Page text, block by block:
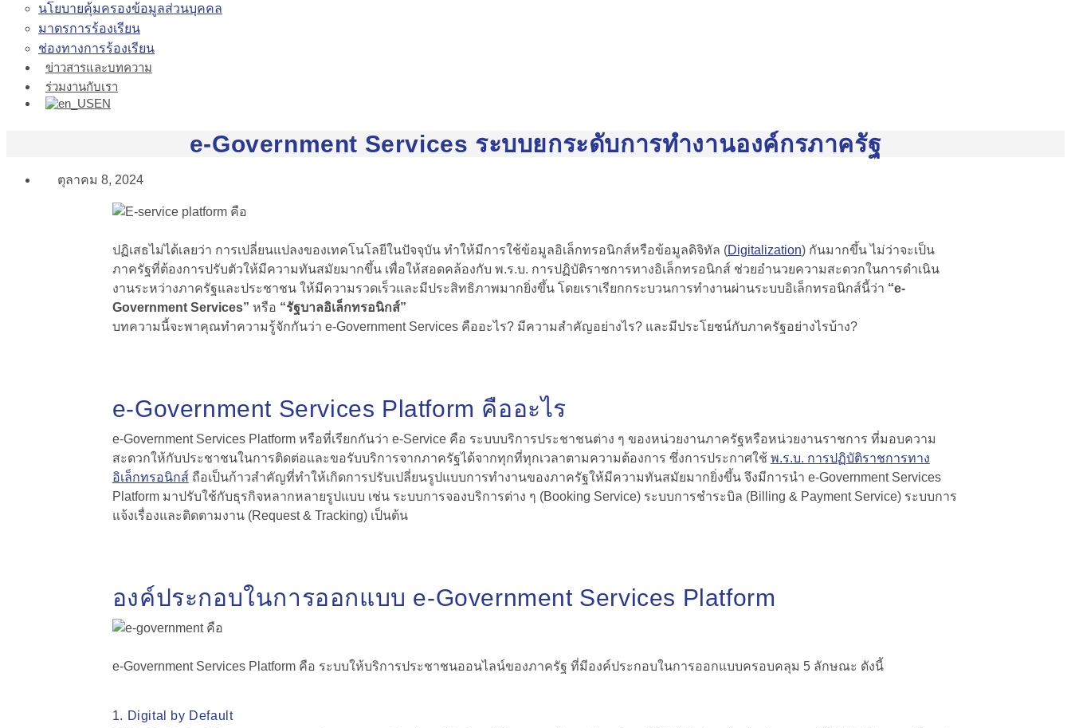
นโยบายคุ้มครองข้อมูลส่วนบุคคล
มาตรการร้องเรียน
ช่องทางการร้องเรียน
ข่าวสารและบทความ
ร่วมงานกับเรา
EN
e-Government Services ระบบยกระดับการทำงานองค์กรภาครัฐ
ตุลาคม 8, 2024
ปฏิเสธไม่ได้เลยว่า การเปลี่ยนแปลงของเทคโนโลยีในปัจจุบัน ทำให้มีการใช้ข้อมูลอิเล็กทรอนิกส์หรือข้อมูลดิจิทัล (Digitalization) กันมากขึ้น ไม่ว่าจะเป็น
ภาครัฐที่ต้องการปรับตัวให้มีความทันสมัยมากขึ้น เพื่อให้สอดคล้องกับ พ.ร.บ. การปฏิบัติราชการทางอิเล็กทรอนิกส์ ช่วยอำนวยความสะดวกในการดำเนิน
งานระหว่างภาครัฐและประชาชน ให้มีความรวดเร็วและมีประสิทธิภาพมากยิ่งขึ้น โดยเราเรียกกระบวนการทำงานผ่านระบบอิเล็กทรอนิกส์นี้ว่า “e-
Government Services” หรือ “รัฐบาลอิเล็กทรอนิกส์”
บทความนี้จะพาคุณทำความรู้จักกันว่า e-Government Services คืออะไร? มีความสำคัญอย่างไร? และมีประโยชน์กับภาครัฐอย่างไรบ้าง?
e-Government Services Platform คืออะไร
e-Government Services Platform หรือที่เรียกกันว่า e-Service คือ ระบบบริการประชาชนต่าง ๆ ของหน่วยงานภาครัฐหรือหน่วยงานราชการ ที่มอบความ
สะดวกให้กับประชาชนในการติดต่อและขอรับบริการจากภาครัฐได้จากทุกที่ทุกเวลาตามความต้องการ ซึ่งการประกาศใช้ พ.ร.บ. การปฏิบัติราชการทาง
อิเล็กทรอนิกส์ถือเป็นก้าวสำคัญที่ทำให้เกิดการปรับเปลี่ยนรูปแบบการทำงานของภาครัฐให้มีความทันสมัยมากยิ่งขึ้น จึงมีการนำ e-Government Services
Platform มาปรับใช้กับธุรกิจหลากหลายรูปแบบ เช่น ระบบการจองบริการต่าง ๆ (Booking Service) ระบบการชำระบิล (Billing & Payment Service) ระบบการ
แจ้งเรื่องและติดตามงาน (Request & Tracking) เป็นต้น
องค์ประกอบในการออกแบบ e-Government Services Platform
e-Government Services Platform คือ ระบบให้บริการประชาชนออนไลน์ของภาครัฐ ที่มีองค์ประกอบในการออกแบบครอบคลุม 5 ลักษณะ ดังนี้
1. Digital by Default